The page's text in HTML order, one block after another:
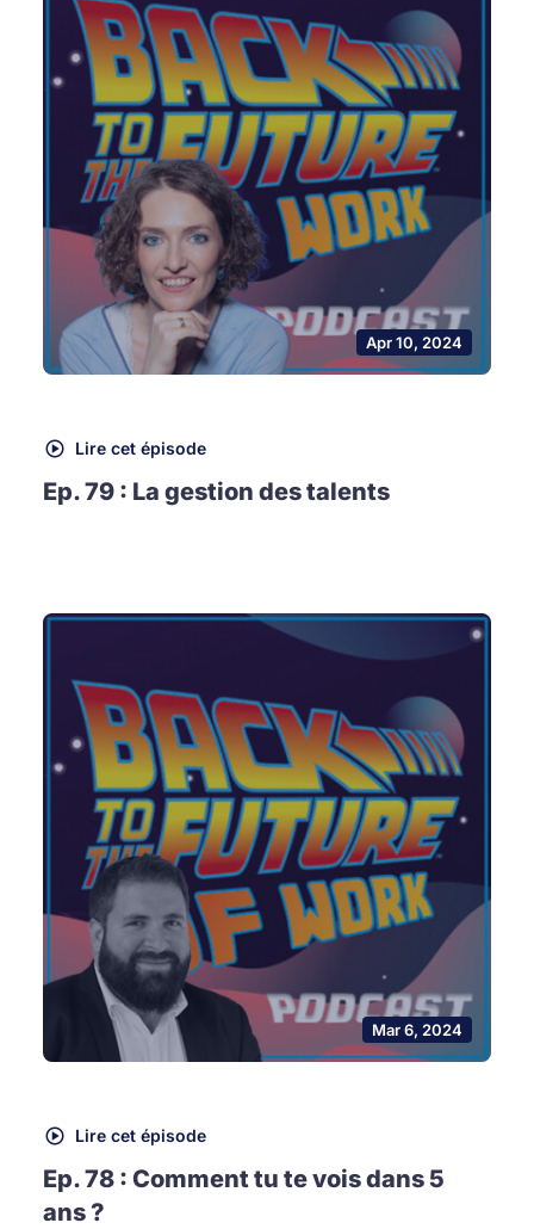
Apr 10, 2024
Lire cet épisode
Ep. 79 : La gestion des talents
Mar 6, 2024
Lire cet épisode
Ep. 78 : Comment tu te vois dans 5
ans ?